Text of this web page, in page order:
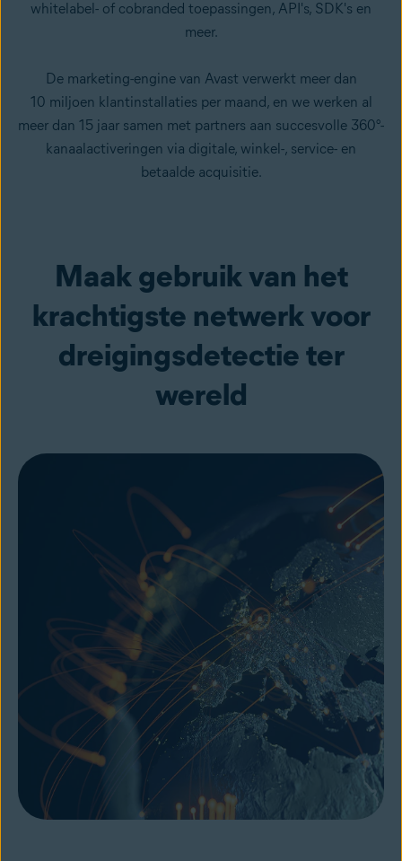
whitelabel- of cobranded toepassingen, API's, SDK's en
meer.
De marketing-engine van Avast verwerkt meer dan
10 miljoen klantinstallaties per maand, en we werken al
meer dan 15 jaar samen met partners aan succesvolle 360°-
kanaalactiveringen via digitale, winkel-, service- en
betaalde acquisitie.
Maak gebruik van het
krachtigste netwerk voor
dreigingsdetectie ter
wereld